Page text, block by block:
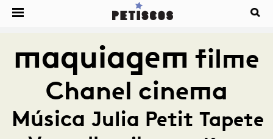
maquiagem filme
Chanel cinema
Música Julia Petit Tapete